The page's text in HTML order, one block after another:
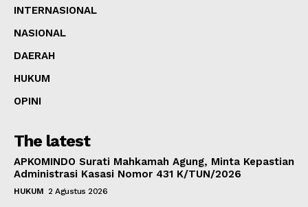
INTERNASIONAL
NASIONAL
DAERAH
HUKUM
OPINI
The latest
APKOMINDO Surati Mahkamah Agung, Minta Kepastian
Administrasi Kasasi Nomor 431 K/TUN/2026
HUKUM 2 Agustus 2026